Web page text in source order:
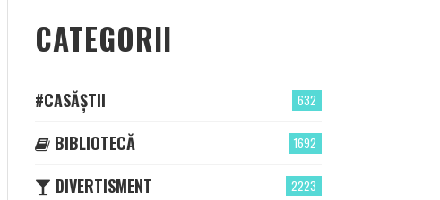
CATEGORII
632
#CASĂȘTII
1692
BIBLIOTECĂ
2223
DIVERTISMENT